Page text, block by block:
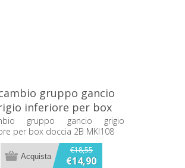
gruppo gancio
inferiore per box
doccia 2B MKI108
gruppo gancio grigio
per box doccia 2B MKI108
€18,55
€14,90